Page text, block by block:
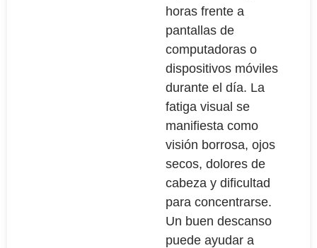
horas frente a
pantallas de
computadoras o
dispositivos móviles
durante el día. La
fatiga visual se
manifiesta como
visión borrosa, ojos
secos, dolores de
cabeza y dificultad
para concentrarse.
Un buen descanso
puede ayudar a